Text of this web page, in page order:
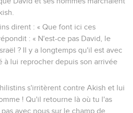
dirent : « Que font ici ces
: « N'est-ce pas David, le
? Il y a longtemps qu'il est avec
à lui reprocher depuis son arrivée
s'irritèrent contre Akish et lui
! Qu'il retourne là où tu l'as
avec nous sur le champ de